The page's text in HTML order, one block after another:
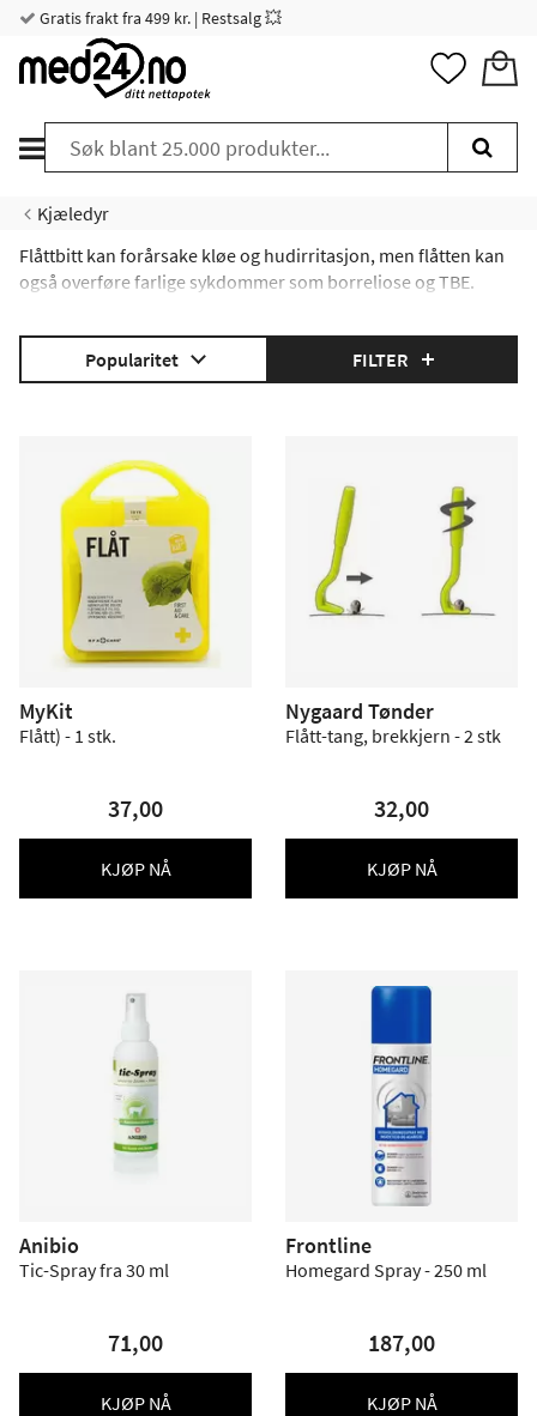
Gratis frakt fra 499 kr. | Restsalg 💥
Kjæledyr
Flåttbitt kan forårsake kløe og hudirritasjon, men flåtten kan
også overføre farlige sykdommer som borreliose og TBE.
Hva er symptomenepå flått?
Popularitet
FILTER
MyKit
Flått) - 1 stk.
37,00
KJØP NÅ
Nygaard Tønder
Flått-tang, brekkjern - 2 stk
32,00
KJØP NÅ
Anibio
Tic-Spray fra 30 ml
71,00
KJØP NÅ
Frontline
Homegard Spray - 250 ml
187,00
KJØP NÅ